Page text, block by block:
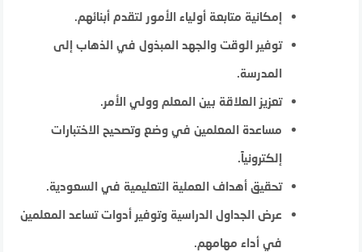
إمكانية متابعة أولياء الأمور لتقدم أبنائهم.
توفير الوقت والجهد المبذول في الذهاب إلى
المدرسة.
تعزيز العلاقة بين المعلم وولي الأمر.
مساعدة المعلمين في وضع وتصحيح الاختبارات
إلكترونياً.
تحقيق أهداف العملية التعليمية في السعودية.
عرض الجداول الدراسية وتوفير أدوات تساعد المعلمين
في أداء مهامهم.